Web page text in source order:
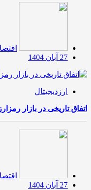
27 آبان 1404
ارزدیجیتال
اتفاق تاریخی در بازار
27 آبان 1404